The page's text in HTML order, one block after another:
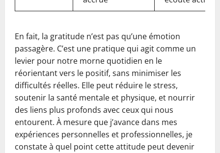
En fait, la gratitude n’est pas qu’une émotion
passagère. C’est une pratique qui agit comme un
levier pour notre morne quotidien en le
réorientant vers le positif, sans minimiser les
difficultés réelles. Elle peut réduire le stress,
soutenir la santé mentale et physique, et nourrir
des liens plus profonds avec ceux qui nous
entourent. À mesure que j’avance dans mes
expériences personnelles et professionnelles, je
constate à quel point cette attitude peut devenir